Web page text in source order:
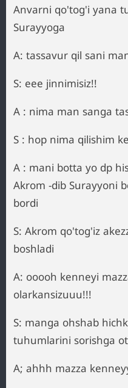
Anvarni qo'tog'i yana
Surayyoga
A: tassavur qil sani
S: eee jinnimisiz!!
A : nima man sanga
S : hop nima qilishim
A : mani botta yo dp
Akrom -dib Surayyoni
bordi
S: Akrom qo'tog'iz
boshladi
A: ooooh kenneyi
olarkansizuuu!!!
S: manga ohshab
tuhumlarini sorishga
A; ahhh mazza